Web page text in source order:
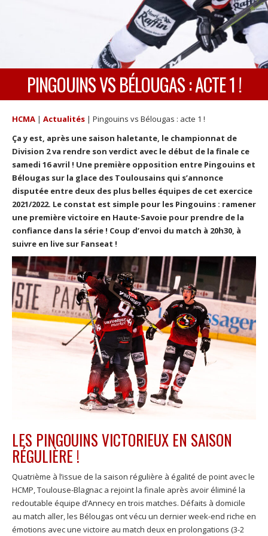
PINGOUINS VS BÉLOUGAS : ACTE 1 !
HCMA | Actualités | Pingouins vs Bélougas : acte 1 !
Ça y est, après une saison haletante, le championnat de
Division 2 va rendre son verdict avec le début de la finale ce
samedi 16 avril ! Une première opposition entre Pingouins et
Bélougas sur la glace des Toulousains qui s’annonce
disputée entre deux des plus belles équipes de cet exercice
2021/2022. Le constat est simple pour les Pingouins : ramener
une première victoire en Haute-Savoie pour prendre de la
confiance dans la série ! Coup d’envoi du match à 20h30, à
suivre en live sur Fanseat !
LES PINGOUINS VICTORIEUX EN SAISON
RÉGULIÈRE !
Quatrième à l’issue de la saison régulière à égalité de point avec le
HCMP, Toulouse-Blagnac a rejoint la finale après avoir éliminé la
redoutable équipe d’Annecy en trois matches. Défaits à domicile
au match aller, les Bélougas ont vécu un dernier week-end riche en
émotions avec une victoire au match deux en prolongations (3-2